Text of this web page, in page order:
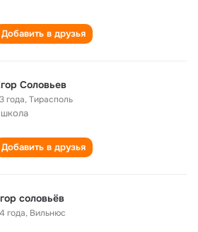
Добавить в друзья
Соловьев
года,Тирасполь
школа
Добавить в друзья
соловьёв
года, Вильнюс